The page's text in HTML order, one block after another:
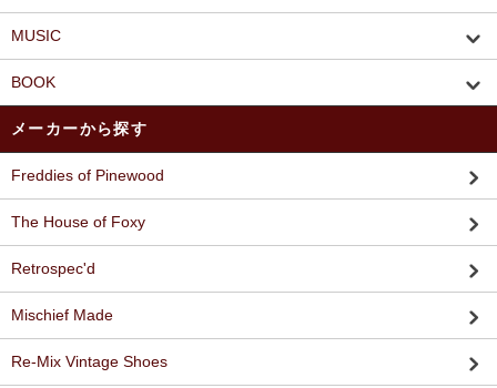
MUSIC
BOOK
メーカーから探す
Freddies of Pinewood
The House of Foxy
Retrospec'd
Mischief Made
Re-Mix Vintage Shoes